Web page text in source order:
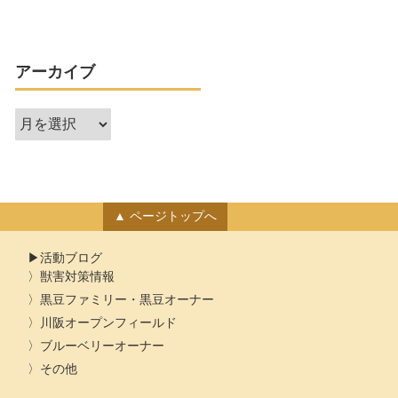
アーカイブ
ア
ー
ブ
ページトップへ
活動ブログ
獣害対策情報
黒豆ファミリー・黒豆オーナー
川阪オープンフィールド
ブルーベリーオーナー
その他